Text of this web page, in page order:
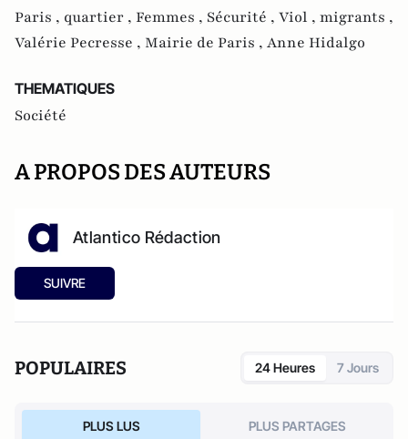
Paris , quartier , Femmes , Sécurité , Viol , migrants ,
Valérie Pecresse , Mairie de Paris , Anne Hidalgo
THEMATIQUES
Société
A PROPOS DES AUTEURS
Atlantico Rédaction
SUIVRE
POPULAIRES 24 Heures 7 Jours
PLUS LUS PLUS PARTAGES